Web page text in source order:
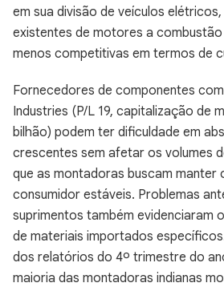
em sua divisão de veículos
existentes de motores a
menos competitivas em termos de
Fornecedores de componentes
Industries (P/L 19, capitalização de
bilhão) podem ter dificuldade em
crescentes sem afetar os volumes
que as montadoras buscam manter
consumidor estáveis. Problemas
suprimentos também evidenciaram
de materiais importados
dos relatórios do 4º trimestre do
maioria das montadoras indianas